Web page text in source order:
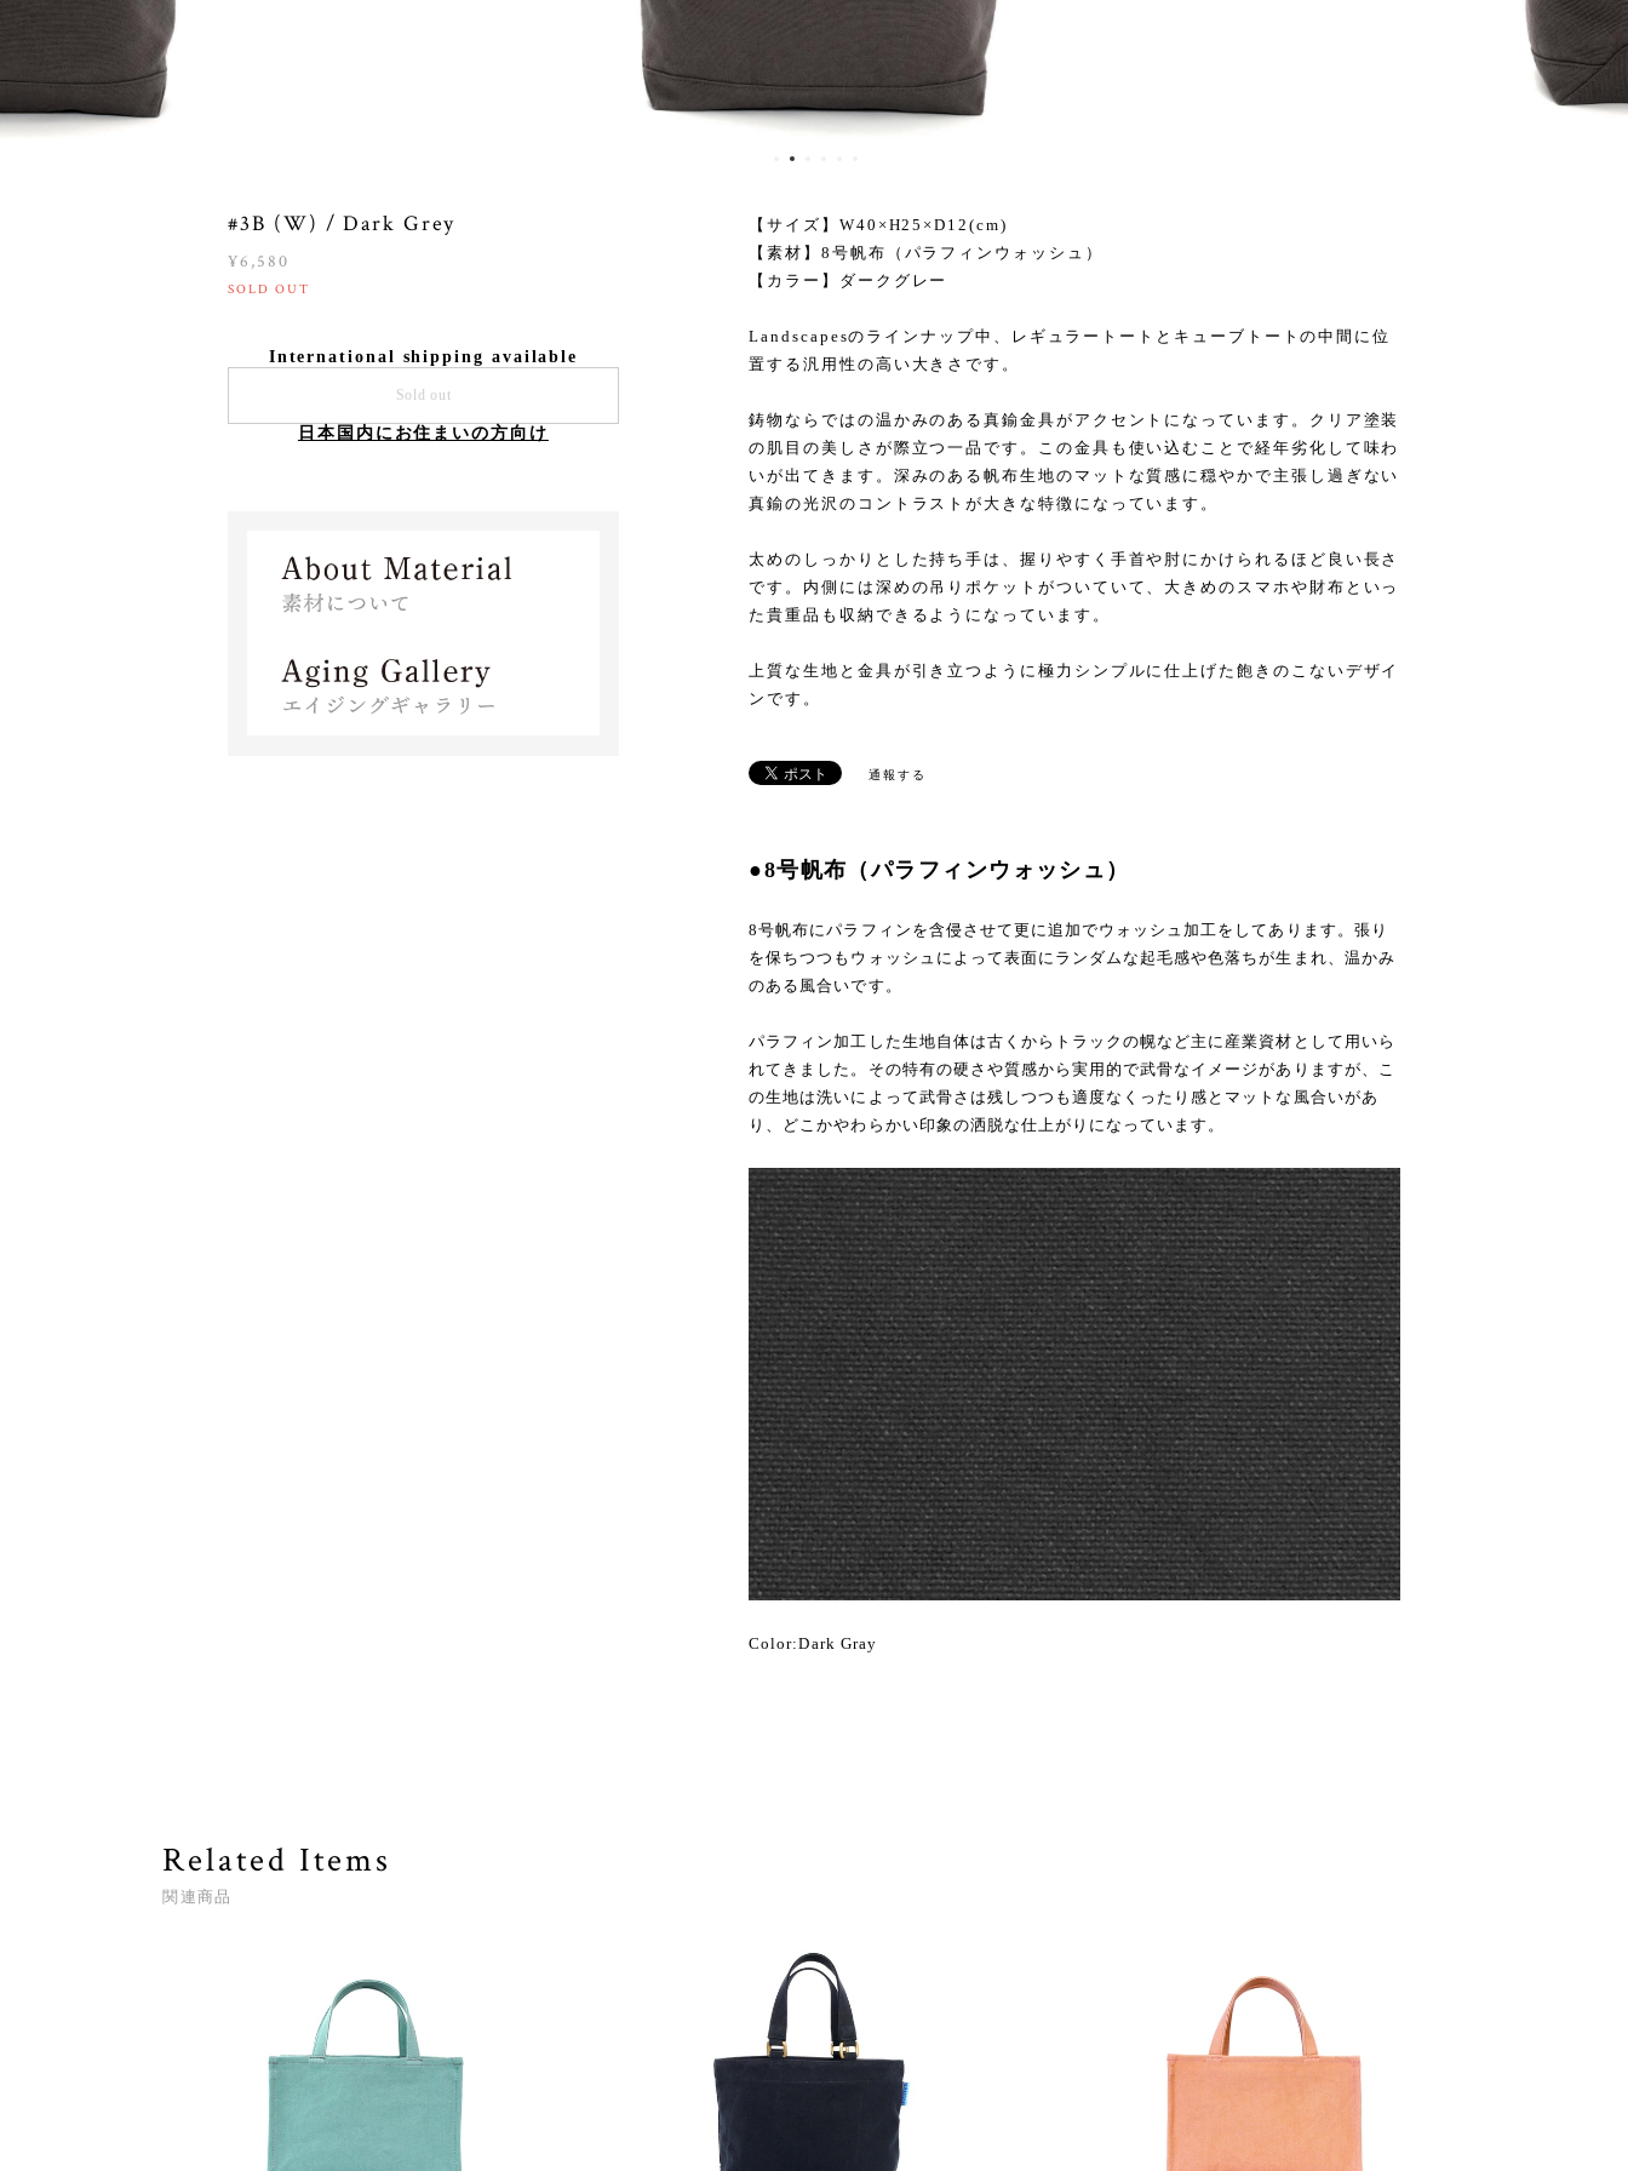
#3B (W) / Dark Grey
¥6,580
SOLD OUT
International shipping available
Sold out
日本国内にお住まいの方向け
【サイズ】W40×H25×D12(cm)
【素材】8号帆布（パラフィンウォッシュ）
【カラー】ダークグレー
Landscapesのラインナップ中、レギュラートートとキューブトートの中間に位
置する汎用性の高い大きさです。
鋳物ならではの温かみのある真鍮金具がアクセントになっています。クリア塗装
の肌目の美しさが際立つ一品です。この金具も使い込むことで経年劣化して味わ
いが出てきます。深みのある帆布生地のマットな質感に穏やかで主張し過ぎない
真鍮の光沢のコントラストが大きな特徴になっています。
太めのしっかりとした持ち手は、握りやすく手首や肘にかけられるほど良い長さ
です。内側には深めの吊りポケットがついていて、大きめのスマホや財布といっ
た貴重品も収納できるようになっています。
上質な生地と金具が引き立つように極力シンプルに仕上げた飽きのこないデザイ
ンです。
通報する
●8号帆布（パラフィンウォッシュ）
8号帆布にパラフィンを含侵させて更に追加でウォッシュ加工をしてあります。張り
を保ちつつもウォッシュによって表面にランダムな起毛感や色落ちが生まれ、温かみ
のある風合いです。
パラフィン加工した生地自体は古くからトラックの幌など主に産業資材として用いら
れてきました。その特有の硬さや質感から実用的で武骨なイメージがありますが、こ
の生地は洗いによって武骨さは残しつつも適度なくったり感とマットな風合いがあ
り、どこかやわらかい印象の洒脱な仕上がりになっています。
Color:Dark Gray
Related Items
関連商品